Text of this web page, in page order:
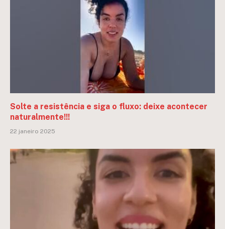
Solte a resistência e siga o fluxo: deixe acontecer
naturalmente!!!
22 janeiro 2025